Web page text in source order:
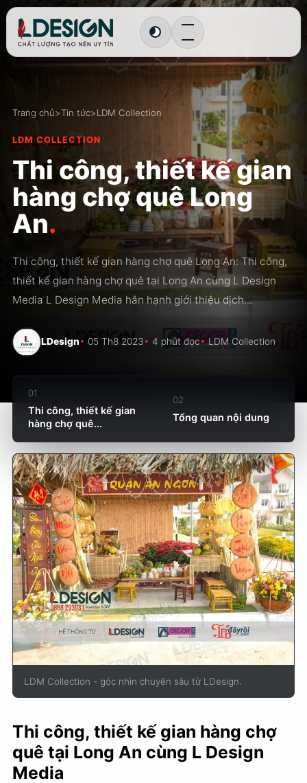
Chuyển sang giao diện tối
Trang chủ>Tin tức>LDM Collection
LDM COLLECTION
Thi công, thiết kế gian
hàng chợ quê Long
An.
Thi công, thiết kế gian hàng chợ quê Long An: Thi công,
thiết kế gian hàng chợ quê tại Long An cùng L Design
Media L Design Media hân hạnh giới thiệu dịch...
LDesign 05 Th8 2023 4 phút đọc LDM Collection
01
Thi công, thiết kế gian
hàng chợ quê...
02
Tổng quan nội dung
LDM Collection - góc nhìn chuyên sâu từ LDesign.
Thi công, thiết kế gian hàng chợ
quê tại Long An cùng L Design
Media